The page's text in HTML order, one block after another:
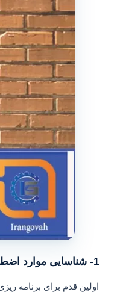
1- شناسایی موارد اضطراری یا پیشگیری
اولین قدم برای برنامه ریزی